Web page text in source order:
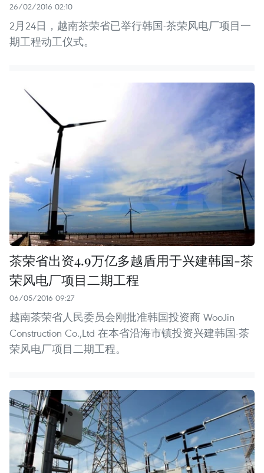
26/02/2016 02:10
2月24日，越南茶荣省已举行韩国-茶荣风电厂项目一
期工程动工仪式。
茶荣省出资4.9万亿多越盾用于兴建韩国-茶
荣风电厂项目二期工程
06/05/2016 09:27
越南茶荣省人民委员会刚批准韩国投资商 WooJin
Construction Co.,Ltd 在本省沿海市镇投资兴建韩国-茶
荣风电厂项目二期工程。